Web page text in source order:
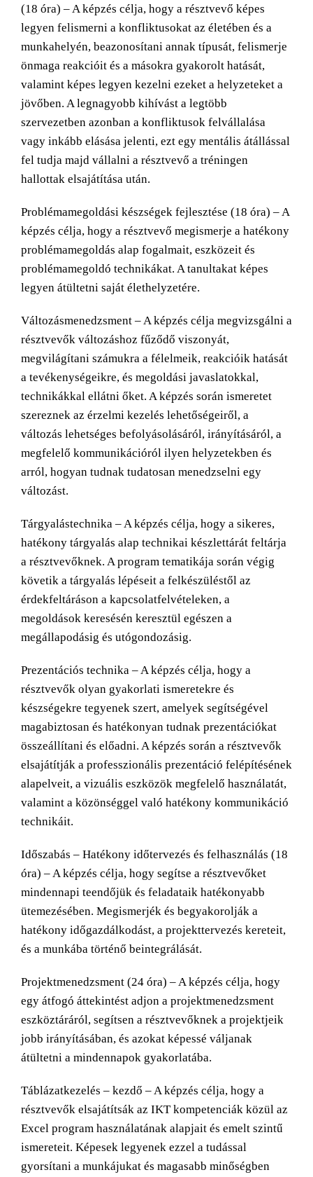
(18 óra) – A képzés célja, hogy a résztvevő képes
legyen felismerni a konfliktusokat az életében és a
munkahelyén, beazonosítani annak típusát, felismerje
önmaga reakcióit és a másokra gyakorolt hatását,
valamint képes legyen kezelni ezeket a helyzeteket a
jövőben. A legnagyobb kihívást a legtöbb
szervezetben azonban a konfliktusok felvállalása
vagy inkább elásása jelenti, ezt egy mentális átállással
fel tudja majd vállalni a résztvevő a tréningen
hallottak elsajátítása után.
Problémamegoldási készségek fejlesztése (18 óra) – A
képzés célja, hogy a résztvevő megismerje a hatékony
problémamegoldás alap fogalmait, eszközeit és
problémamegoldó technikákat. A tanultakat képes
legyen átültetni saját élethelyzetére.
Változásmenedzsment – A képzés célja megvizsgálni a
résztvevők változáshoz fűződő viszonyát,
megvilágítani számukra a félelmeik, reakcióik hatását
a tevékenységeikre, és megoldási javaslatokkal,
technikákkal ellátni őket. A képzés során ismeretet
szereznek az érzelmi kezelés lehetőségeiről, a
változás lehetséges befolyásolásáról, irányításáról, a
megfelelő kommunikációról ilyen helyzetekben és
arról, hogyan tudnak tudatosan menedzselni egy
változást.
Tárgyalástechnika – A képzés célja, hogy a sikeres,
hatékony tárgyalás alap technikai készlettárát feltárja
a résztvevőknek. A program tematikája során végig
követik a tárgyalás lépéseit a felkészüléstől az
érdekfeltáráson a kapcsolatfelvételeken, a
megoldások keresésén keresztül egészen a
megállapodásig és utógondozásig.
Prezentációs technika – A képzés célja, hogy a
résztvevők olyan gyakorlati ismeretekre és
készségekre tegyenek szert, amelyek segítségével
magabiztosan és hatékonyan tudnak prezentációkat
összeállítani és előadni. A képzés során a résztvevők
elsajátítják a professzionális prezentáció felépítésének
alapelveit, a vizuális eszközök megfelelő használatát,
valamint a közönséggel való hatékony kommunikáció
technikáit.
Időszabás – Hatékony időtervezés és felhasználás (18
óra) – A képzés célja, hogy segítse a résztvevőket
mindennapi teendőjük és feladataik hatékonyabb
ütemezésében. Megismerjék és begyakorolják a
hatékony időgazdálkodást, a projekttervezés kereteit,
és a munkába történő beintegrálását.
Projektmenedzsment (24 óra) – A képzés célja, hogy
egy átfogó áttekintést adjon a projektmenedzsment
eszköztáráról, segítsen a résztvevőknek a projektjeik
jobb irányításában, és azokat képessé váljanak
átültetni a mindennapok gyakorlatába.
Táblázatkezelés – kezdő – A képzés célja, hogy a
résztvevők elsajátítsák az IKT kompetenciák közül az
Excel program használatának alapjait és emelt szintű
ismereteit. Képesek legyenek ezzel a tudással
gyorsítani a munkájukat és magasabb minőségben